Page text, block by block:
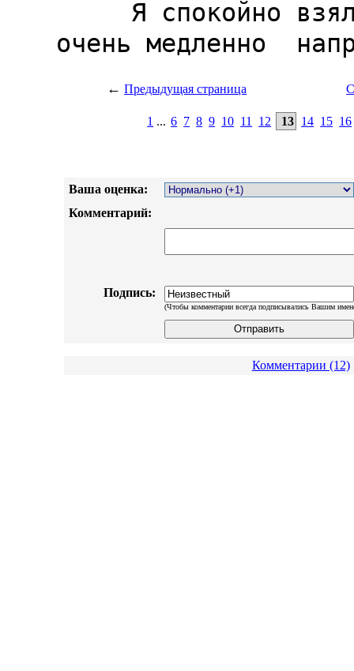
← Предыдущая страница
1 ... 6 7 8 9 10 11 12 13 14 15 16
Ваша оценка:
Комментарий:
Подпись:
(Чтобы комментарии всегда подписывались Вашим
Комментарии (12)